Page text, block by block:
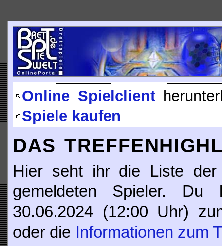
Online Spielclient
Spiele kaufen
DAS
Hier seht ihr die Liste
gemeldeten Spieler.
30.06.2024 (12:00 Uhr)
oder die Informationen zum